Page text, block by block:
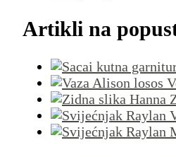
Artikli na